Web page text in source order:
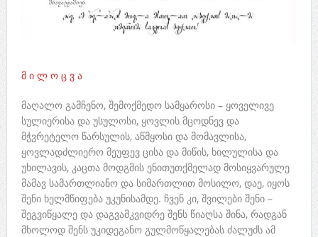
მ ი ლ ო ც ვ ა
მაღალო გამჩენო, შემოქმედო სამყაროსი – ყოველივე
სულიერისა და უსულოსი, ყოვლის მცოდნევ და
მჭვრეტელო წარსულის, აწმყოსი და მომავლისა,
ყოვლადძლიერო მეუფევ ცისა და მიწის, ხილულისა და
უხილავის, კაცთა მოდგმის ენითუთქმელად მოსიყვარულე
მამავ სამართლიანო და სიმართლით მოსილო, დაე, იყოს
შენი ხელმწიფება უკუნისამდე. ჩვენ კი, შვილები შენი –
შეგვიწყალე და დაგვამკვიდრე შენს წიაღსა შინა, რადგან
მხოლოდ შენს უკიდეგანო გულმოწყალებას ძალუძს ამ